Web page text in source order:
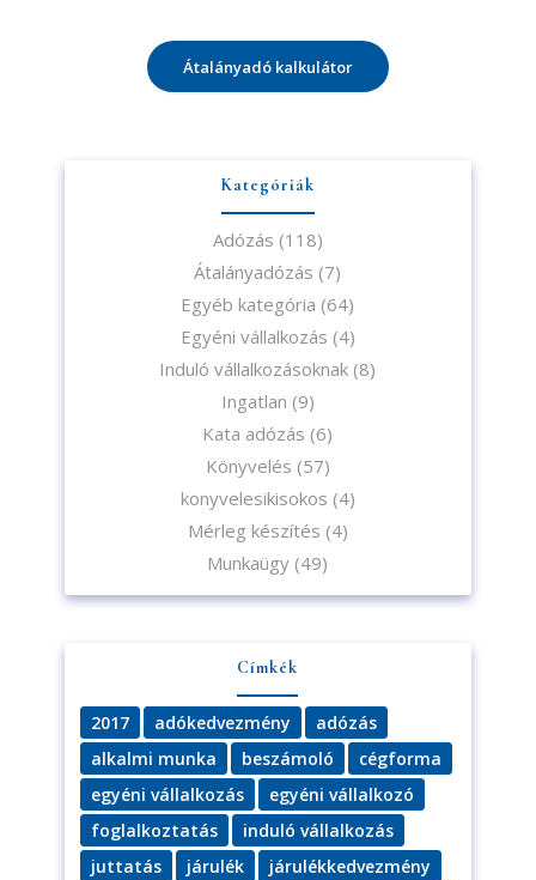
Átalányadó kalkulátor
Kategóriák
Adózás (118)
Átalányadózás (7)
Egyéb kategória (64)
Egyéni vállalkozás (4)
Induló vállalkozásoknak (8)
Ingatlan (9)
Kata adózás (6)
Könyvelés (57)
konyvelesikisokos (4)
Mérleg készítés (4)
Munkaügy (49)
Címkék
2017 adókedvezmény
adózás
alkalmi munka
beszámoló
cégforma
egyéni vállalkozás
egyéni vállalkozó
foglalkoztatás
induló vállalkozás
juttatás
járulék
járulékkedvezmény
Iratkozzon fel hírlevelünkre!
A feliratkozással elfogadja az adatvédelmi tájékoztatónkat. Elolvasom
azAdatvédelmi tájékoztatót.
Feliratkozom